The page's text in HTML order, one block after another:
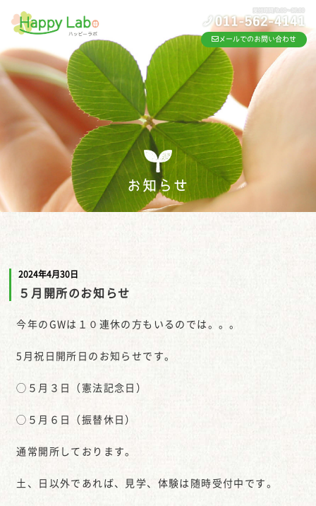
メールでのお問い合わせ
お知らせ
2024年4月30日
５月開所のお知らせ
今年のGWは１０連休の方もいるのでは。。。
5月祝日開所日のお知らせです。
◯５月３日（憲法記念日）
◯５月６日（振替休日）
通常開所しております。
土、日以外であれば、見学、体験は随時受付中です。